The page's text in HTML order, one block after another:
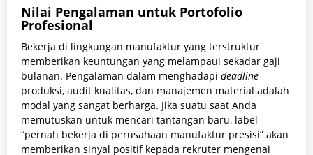
Nilai Pengalaman untuk Portofolio
Profesional
Bekerja di lingkungan manufaktur yang terstruktur
memberikan keuntungan yang melampaui sekadar gaji
bulanan. Pengalaman dalam menghadapi deadline
produksi, audit kualitas, dan manajemen material adalah
modal yang sangat berharga. Jika suatu saat Anda
memutuskan untuk mencari tantangan baru, label
“pernah bekerja di perusahaan manufaktur presisi” akan
memberikan sinyal positif kepada rekruter mengenai